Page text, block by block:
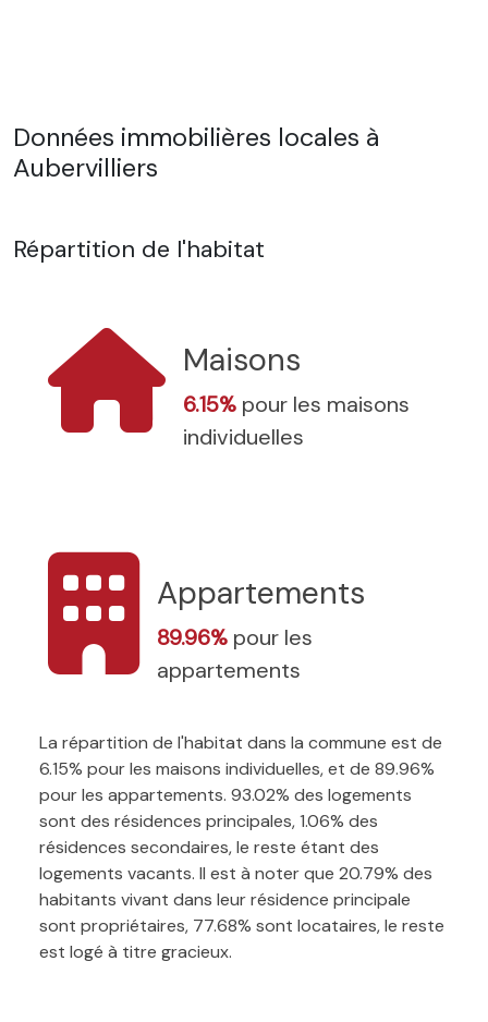
Données immobilières locales à
Aubervilliers
Répartition de l'habitat
Maisons
6.15% pour les maisons
individuelles
Appartements
89.96% pour les
appartements
La répartition de l'habitat dans la commune est de
6.15% pour les maisons individuelles, et de 89.96%
pour les appartements. 93.02% des logements
sont des résidences principales, 1.06% des
résidences secondaires, le reste étant des
logements vacants. Il est à noter que 20.79% des
habitants vivant dans leur résidence principale
sont propriétaires, 77.68% sont locataires, le reste
est logé à titre gracieux.